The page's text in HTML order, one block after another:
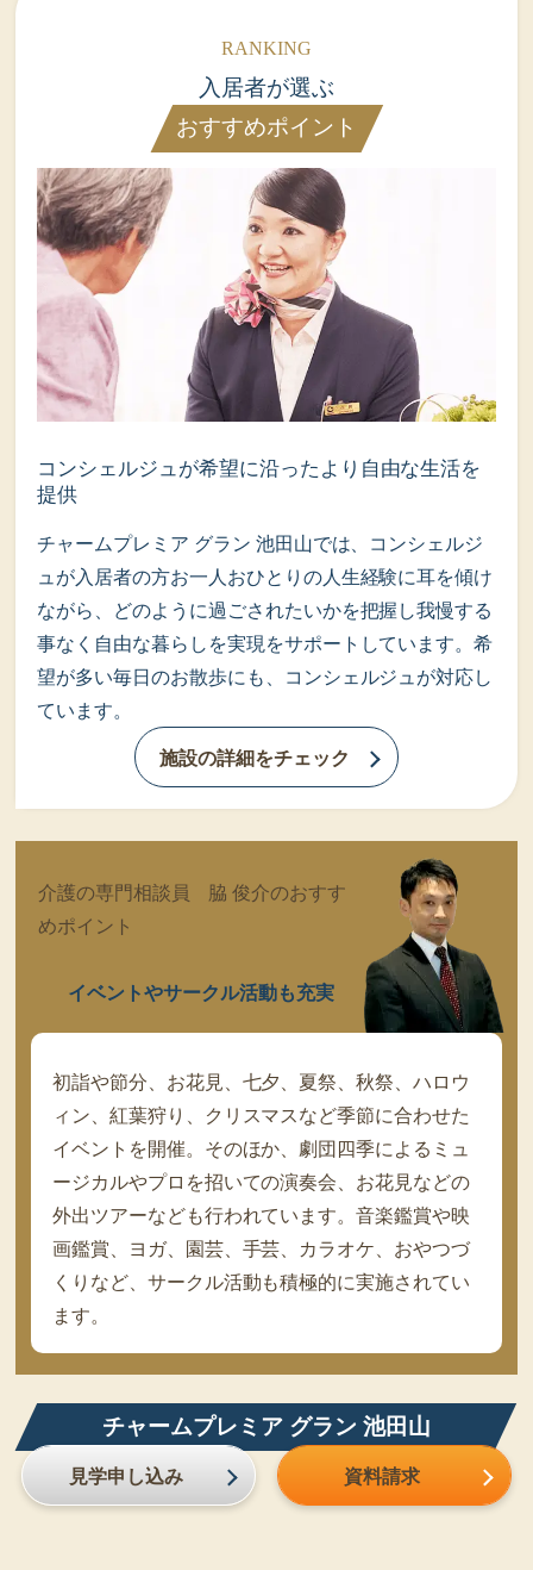
入居者が選ぶ
おすすめポイント
コンシェルジュが希望に沿ったより自由な生活を
提供
チャームプレミア グラン 池田山では、コンシェルジ
ュが入居者の方お一人おひとりの人生経験に耳を傾け
ながら、どのように過ごされたいかを把握し我慢する
事なく自由な暮らしを実現をサポートしています。希
望が多い毎日のお散歩にも、コンシェルジュが対応し
ています。
施設の詳細をチェック
介護の専門相談員 脇 俊介のおすす
めポイント
イベントやサークル活動も充実
初詣や節分、お花見、七夕、夏祭、秋祭、ハロウ
ィン、紅葉狩り、クリスマスなど季節に合わせた
イベントを開催。そのほか、劇団四季によるミュ
ージカルやプロを招いての演奏会、お花見などの
外出ツアーなども行われています。音楽鑑賞や映
画鑑賞、ヨガ、園芸、手芸、カラオケ、おやつづ
くりなど、サークル活動も積極的に実施されてい
ます。
チャームプレミア グラン 池田山
見学申し込み 資料請求